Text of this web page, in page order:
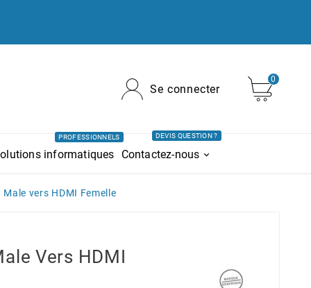
Se connecter
0
informatiques
PROFESSIONNELS
Contactez-nous
DEVIS QUESTION ?
vers HDMI Femelle
Vers HDMI